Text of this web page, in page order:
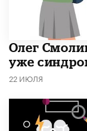
​Олег
уже
22 ИЮЛЯ